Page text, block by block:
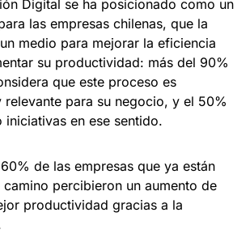
Digital se ha posicionado como un
las empresas chilenas, que la
medio para mejorar la eficiencia
su productividad: más del 90%
que este proceso es
relevante para su negocio, y el 50%
iniciativas en ese sentido.
de las empresas que ya están
percibieron un aumento de
productividad gracias a la